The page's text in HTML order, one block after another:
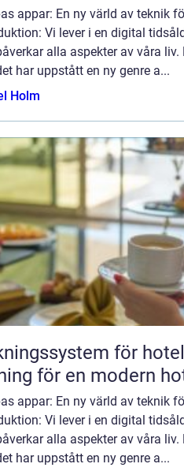
appar: En ny värld av teknik
Vi lever i en digital
alla aspekter av våra
har uppstått en ny genre a...
Holm
för hotell – så väljer du
för en modern
appar: En ny värld av teknik
Vi lever i en digital
alla aspekter av våra
har uppstått en ny genre a...